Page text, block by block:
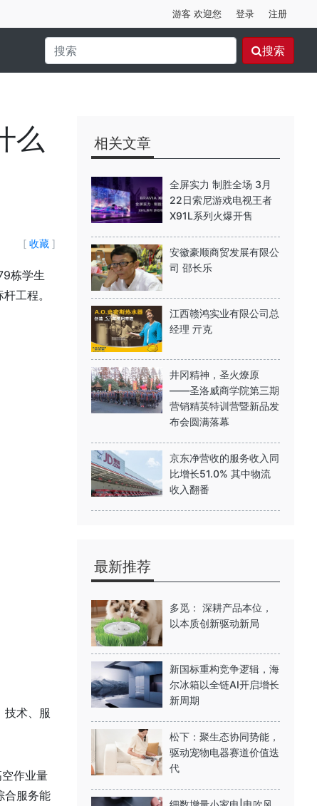
游客 欢迎您 登录 注册
搜索
么
[ 收藏]
栋学生
工程。
技术、服
作业量
合服务能
相关文章
全屏实力 制胜全场 3月
22日索尼游戏电视王者
X91L系列火爆开售
安徽豪顺商贸发展有限公
司 邵长乐
江西赣鸿实业有限公司总
经理 亓克
井冈精神，圣火燎原
——圣洛威商学院第三期
营销精英特训营暨新品发
布会圆满落幕
京东净营收的服务收入同
比增长51.0% 其中物流
收入翻番
最新推荐
多觅： 深耕产品本位，
以本质创新驱动新局
新国标重构竞争逻辑，海
尔冰箱以全链AI开启增长
新周期
松下：聚生态协同势能，
驱动宠物电器赛道价值迭
代